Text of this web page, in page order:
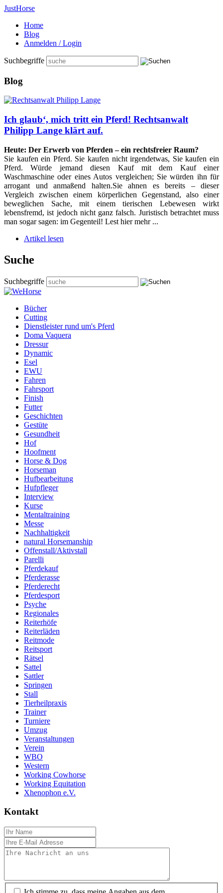
JustHorse
Home
Blog
Anmelden / Login
Suchbegriffe
Blog
Ich glaub‘, mich tritt ein Pferd! Rechtsanwalt
Philipp Lange klärt auf.
Heute: Der Erwerb von Pferden – ein rechtsfreier Raum?
Sie kaufen ein Pferd. Sie kaufen nicht irgendetwas, Sie kaufen ein
Pferd. Würde jemand diesen Kauf mit dem Kauf einer
Waschmaschine oder eines Autos vergleichen; Sie würden ihn für
arrogant und anmaßend halten.Sie ahnen es bereits – dieser
Vergleich zwischen einem körperlichen Gegenstand, also einer
beweglichen Sache, mit einem tierischen Lebewesen wirkt
lebensfremd, ist jedoch nicht ganz falsch. Juristisch betrachtet muss
man sogar sagen: im Gegenteil! Lest hier mehr ...
Artikel lesen
Suche
Suchbegriffe
Bücher
Cutting
Dienstleister rund um's Pferd
Doma Vaquera
Dressur
Dynamic
Esel
EWU
Fahren
Fahrsport
Finish
Futter
Geschichten
Gestüte
Gesundheit
Hof
Hoofment
Horse & Dog
Horseman
Hufbearbeitung
Hufpfleger
Interview
Kurse
Mentaltraining
Messe
Nachhaltigkeit
natural Horsemanship
Offenstall/Aktivstall
Parelli
Pferdekauf
Pferderasse
Pferderecht
Pferdesport
Psyche
Regionales
Reiterhöfe
Reiterläden
Reitmode
Reitsport
Rätsel
Sattel
Sattler
Springen
Stall
Tierheilpraxis
Trainer
Turniere
Umzug
Veranstaltungen
Verein
WBO
Western
Working Cowhorse
Working Equitation
Xhenophon e.V.
Kontakt